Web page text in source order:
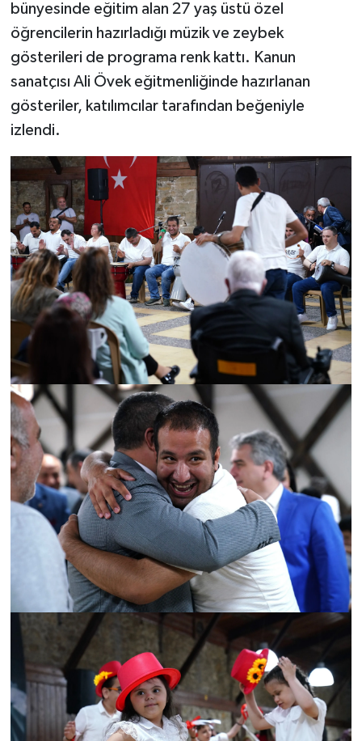
bünyesinde eğitim alan 27 yaş üstü özel
öğrencilerin hazırladığı müzik ve zeybek
gösterileri de programa renk kattı. Kanun
sanatçısı Ali Övek eğitmenliğinde hazırlanan
gösteriler, katılımcılar tarafından beğeniyle
izlendi.